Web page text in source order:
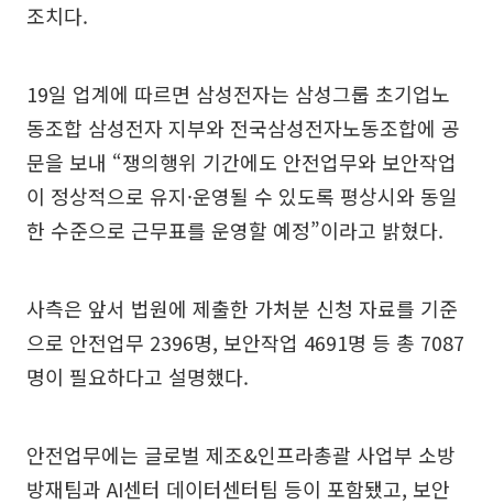
조치다.
19일 업계에 따르면 삼성전자는 삼성그룹 초기업노
동조합 삼성전자 지부와 전국삼성전자노동조합에 공
문을 보내 “쟁의행위 기간에도 안전업무와 보안작업
이 정상적으로 유지·운영될 수 있도록 평상시와 동일
한 수준으로 근무표를 운영할 예정”이라고 밝혔다.
사측은 앞서 법원에 제출한 가처분 신청 자료를 기준
으로 안전업무 2396명, 보안작업 4691명 등 총 7087
명이 필요하다고 설명했다.
안전업무에는 글로벌 제조&인프라총괄 사업부 소방
방재팀과 AI센터 데이터센터팀 등이 포함됐고, 보안